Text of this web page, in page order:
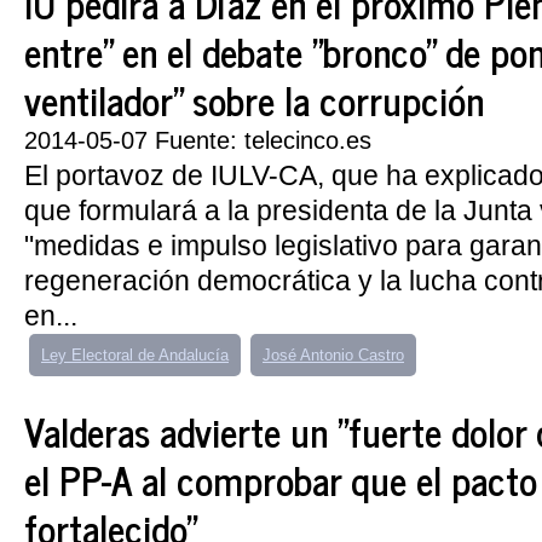
entre" en el debate "bronco" de
ventilador" sobre la corrupción
2014-05-07 Fuente: telecinco.es
El portavoz de IULV-CA, que ha
que formulará a la presidenta de la
"medidas e impulso legislativo para
regeneración democrática y la lucha
en...
Ley Electoral de Andalucía José Antonio Castro
Valderas advierte un "fuerte dolor
el PP-A al comprobar que el
fortalecido"